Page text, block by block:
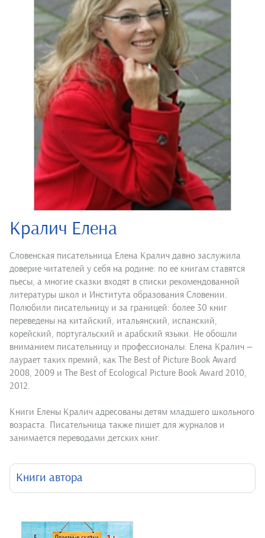
Кралич Елена
Словенская писательница Елена Кралич давно заслужила
доверие читателей у себя на родине: по ее книгам ставятся
пьесы, а многие сказки входят в списки рекомендованной
литературы школ и Института образования Словении.
Полюбили писательницу и за границей: более 30 книг
переведены на китайский, итальянский, испанский,
корейский, португальский и арабский языки. Не обошли
вниманием писательницу и профессионалы: Елена Кралич —
лаурает таких премий, как The Best of Picture Book Award
2008, 2009 и The Best of Ecological Picture Book Award 2010,
2012.
Книги Елены Кралич адресованы детям младшего школьного
возраста. Писательница также пишет для журналов и
занимается переводами детских книг.
Книги автора